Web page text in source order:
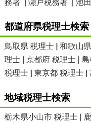
務署| 瀬戸税務署| 池
都道府県税理士検索
鳥取県 税理士| 和歌山
理士| 京都府 税理士| 島
税理士| 東京都 税理士|
地域税理士検索
栃木県小山市 税理士|